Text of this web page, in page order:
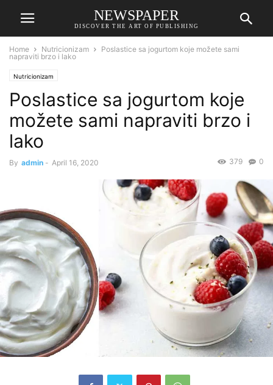
NEWSPAPER
DISCOVER THE ART OF PUBLISHING
Home Nutricionizam
Poslastice sa jogurtom koje možete sami
napraviti brzo i lako
Nutricionizam
Poslastice sa jogurtom koje
možete sami napraviti brzo i
lako
By admin - April 16, 2020 0
379